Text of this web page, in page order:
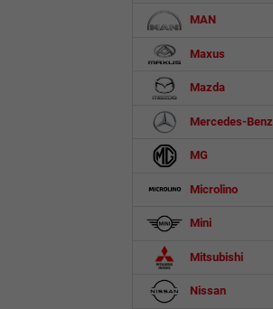
MAN
Maxus
Mazda
Mercedes-Benz
MG
Microlino
Mini
Mitsubishi
Nissan